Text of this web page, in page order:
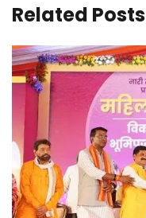
Related Posts